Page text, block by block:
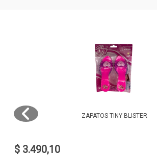
ZAPATOS TINY BLISTER
$ 3.490,10